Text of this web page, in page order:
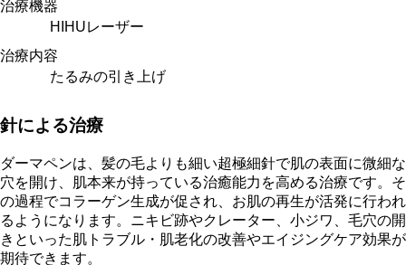
治療機器
HIHUレーザー
治療内容
たるみの引き上げ
針による治療
ダーマペンは、髪の毛よりも細い超極細針で肌の表面に微細な
穴を開け、肌本来が持っている治癒能力を高める治療です。そ
の過程でコラーゲン生成が促され、お肌の再生が活発に行われ
るようになります。ニキビ跡やクレーター、小ジワ、毛穴の開
きといった肌トラブル・肌老化の改善やエイジングケア効果が
期待できます。